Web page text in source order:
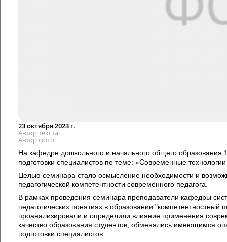
23 октября 2023 г.
Автор текста
Автор фото
На кафедре дошкольного и начального общего
подготовки специалистов по теме: «Современные технологии
Целью семинара стало осмысление необходимости и
педагогической компетентности современного педагога.
В рамках проведения семинара преподаватели кафедры
педагогических понятиях в образовании
проанализировали и определили влияние применения
качество образования студентов; обменялись имеющимся
подготовки специалистов.